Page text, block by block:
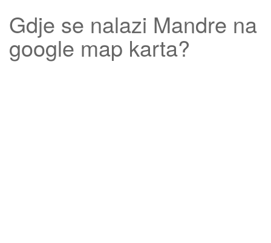
Gdje se nalazi Mandre na
google map karta?